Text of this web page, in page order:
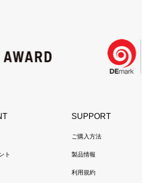
ト
SUPPORT
ご購入方法
製品情報
利用規約